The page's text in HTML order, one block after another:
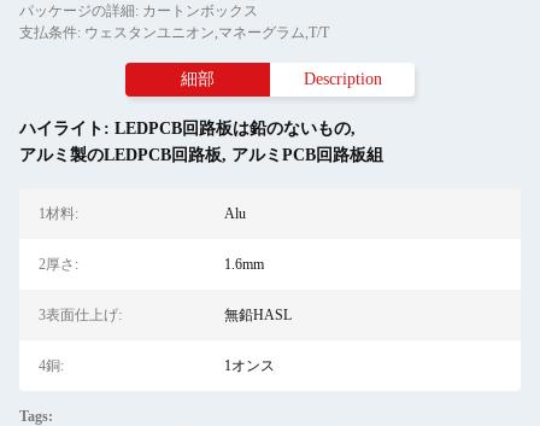
パッケージの詳細: カートンボックス
支払条件: ウェスタンユニオン,マネーグラム,T/T
細部 Description
ハイライト: LEDPCB回路板は鉛のないもの,
アルミ製のLEDPCB回路板, アルミPCB回路板組
1材料: Alu
2厚さ: 1.6mm
3表面仕上げ: 無鉛HASL
4銅: 1オンス
Tags: